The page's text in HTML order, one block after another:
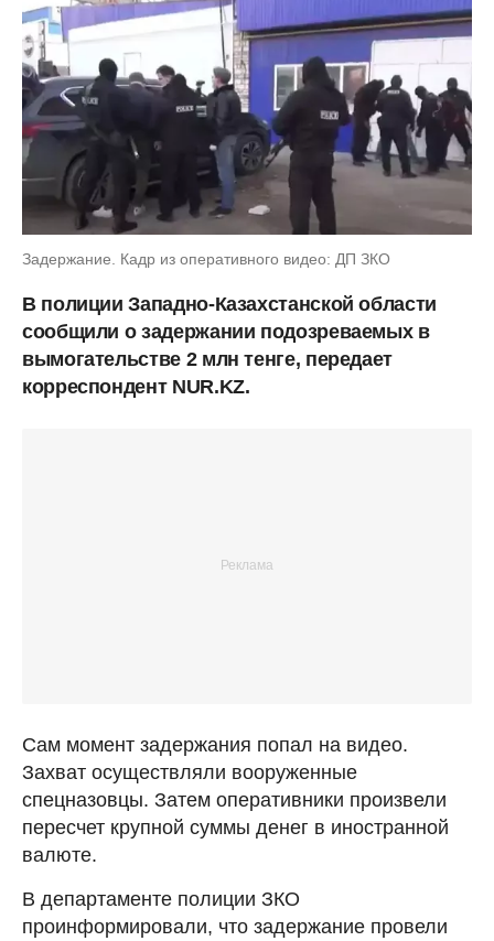
Задержание. Кадр из оперативного видео: ДП ЗКО
В полиции Западно-Казахстанской области
сообщили о задержании подозреваемых в
вымогательстве 2 млн тенге, передает
корреспондент NUR.KZ.
Сам момент задержания попал на видео.
Захват осуществляли вооруженные
спецназовцы. Затем оперативники произвели
пересчет крупной суммы денег в иностранной
валюте.
В департаменте полиции ЗКО
проинформировали, что задержание провели